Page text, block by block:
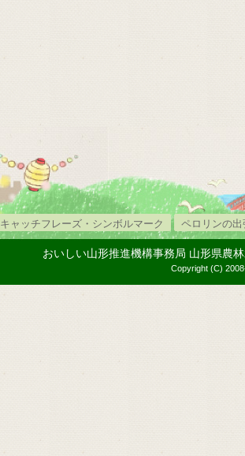
キャッチフレーズ・シンボルマーク ペロリンの
おいしい山形推進機構事務局 山形県
Copyright (C)